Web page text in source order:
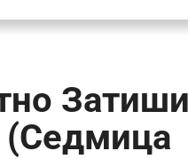
(Седмица